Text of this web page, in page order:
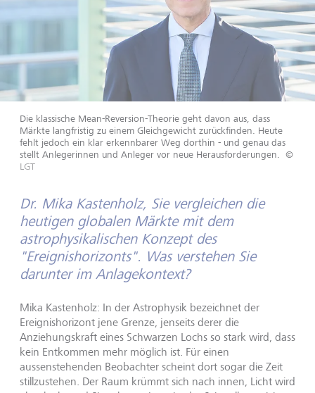
Die klassische Mean-Reversion-Theorie geht davon aus, dass
Märkte langfristig zu einem Gleichgewicht zurückfinden. Heute
fehlt jedoch ein klar erkennbarer Weg dorthin - und genau das
stellt Anlegerinnen und Anleger vor neue Herausforderungen.
©
LGT
Dr. Mika Kastenholz, Sie vergleichen die
heutigen globalen Märkte mit dem
astrophysikalischen Konzept des
"Ereignishorizonts". Was verstehen Sie
darunter im Anlagekontext?
Mika Kastenholz: In der Astrophysik bezeichnet der
Ereignishorizont jene Grenze, jenseits derer die
Anziehungskraft eines Schwarzen Lochs so stark wird, dass
kein Entkommen mehr möglich ist. Für einen
aussenstehenden Beobachter scheint dort sogar die Zeit
stillzustehen. Der Raum krümmt sich nach innen, Licht wird